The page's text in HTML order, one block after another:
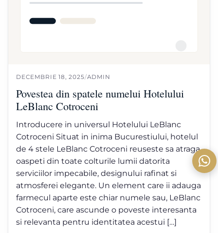
DECEMBRIE 18, 2025/ADMIN
Povestea din spatele numelui Hotelului
LeBlanc Cotroceni
Introducere in universul Hotelului LeBlanc
Cotroceni Situat in inima Bucurestiului, hotelul
de 4 stele LeBlanc Cotroceni reuseste sa atraga
oaspeti din toate colturile lumii datorita
serviciilor impecabile, designului rafinat si
atmosferei elegante. Un element care ii adauga
farmecul aparte este chiar numele sau, LeBlanc
Cotroceni, care ascunde o poveste interesanta
si relevanta pentru identitatea acestui […]